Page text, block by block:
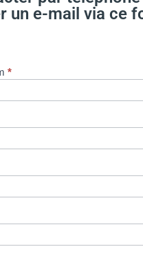
un e-mail via ce
*